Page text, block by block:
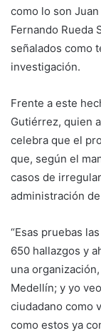
como lo son
Fernando Rueda
señalados como
investigación.
Frente a este
Gutiérrez, quien
celebra que el
que, según el
casos de
administración
“Esas pruebas
650 hallazgos y
una
Medellín; y yo
ciudadano como
como estos ya